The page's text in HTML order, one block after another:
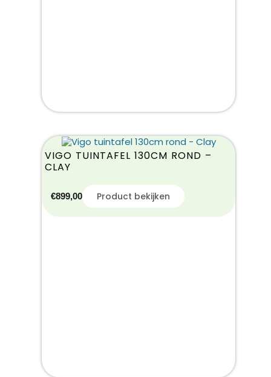
VIGO TUINTAFEL 130CM ROND –
CLAY
€899,00 Product bekijken